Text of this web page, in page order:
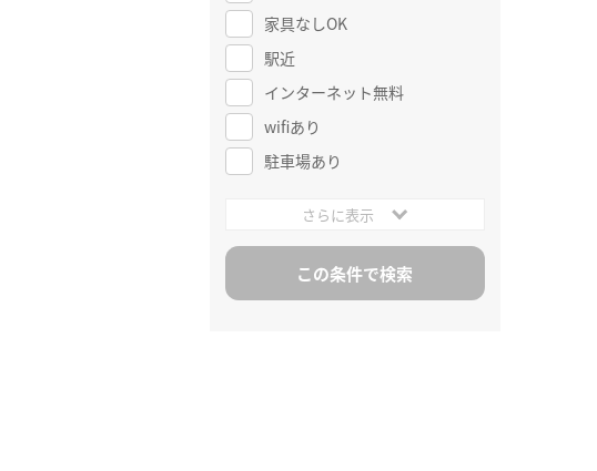
家具なしOK
駅近
インターネット無料
wifiあり
駐車場あり
さらに表示